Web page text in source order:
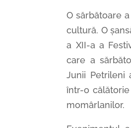
O sărbătoare
cultură. O
a XII-a a
care a
Junii Petrileni
într-o
momârlanilor.